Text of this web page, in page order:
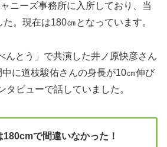
ニーズ事務所に入所しており、当
。現在は180㎝となっています。
んとう」で共演した井ノ原快彦さん
に道枝駿佑さんの身長が10㎝伸び
タビューで話していました。
で間違いなかった！